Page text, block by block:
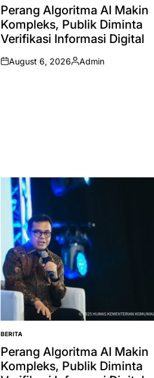
IN
Perang Algoritma AI Makin
Kompleks, Publik Diminta
Verifikasi Informasi Digital
on
August 6, 2026
Posted
Admin
POSTED
IN
BERITA
Perang Algoritma AI Makin
Kompleks, Publik Diminta